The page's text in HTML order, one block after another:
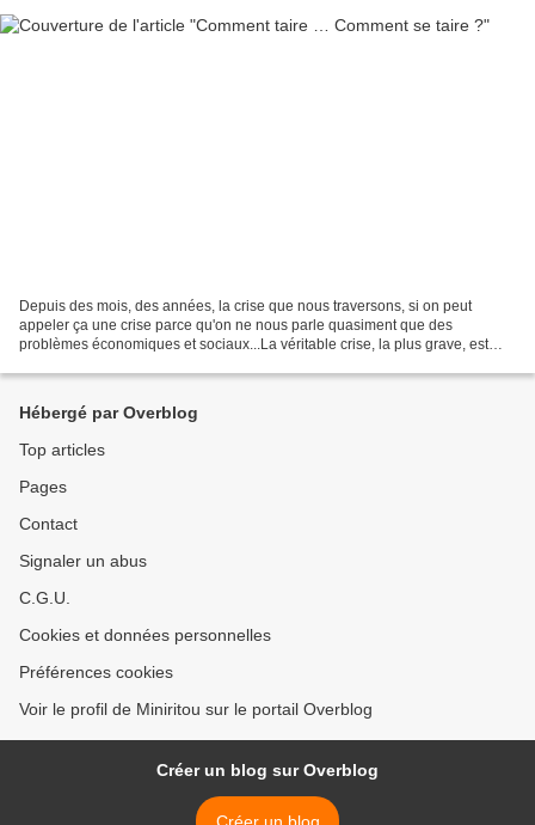
Depuis des mois, des années, la crise que nous traversons, si on peut
appeler ça une crise parce qu'on ne nous parle quasiment que des
problèmes économiques et sociaux...La véritable crise, la plus grave, est
Hébergé par Overblog
Top articles
Pages
Contact
Signaler un abus
C.G.U.
Cookies et données personnelles
Préférences cookies
Voir le profil de Miniritou sur le portail Overblog
Créer un blog sur Overblog